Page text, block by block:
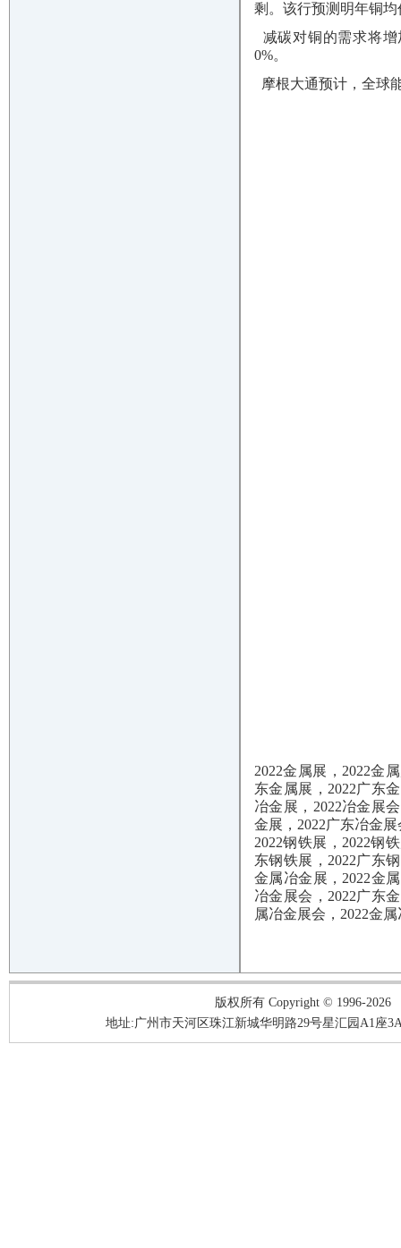
剩。该行预测明年铜均
减碳对铜的需求将
0%。
摩根大通预计，全球
2022金属展，2022金
东金属展，2022广东
冶金展，2022冶金展
金展，2022广东冶金
2022钢铁展，2022钢
东钢铁展，2022广东
金属冶金展，2022金
冶金展会，2022广东
属冶金展会，2022金
版权所有 Copyright © 1996-2026
地址:广州市天河区珠江新城华明路29号星汇园A1座